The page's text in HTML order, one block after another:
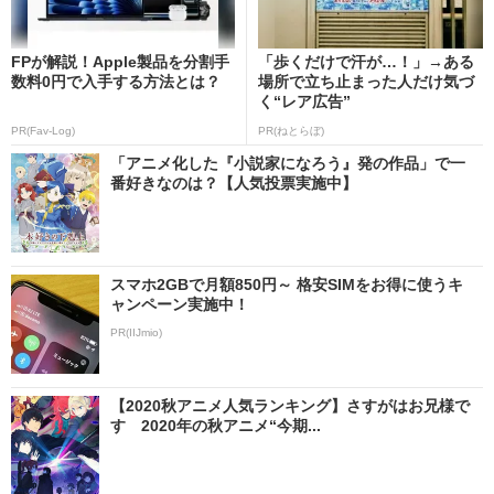
FPが解説！Apple製品を分割手
数料0円で入手する方法とは？
PR(Fav-Log)
「歩くだけで汗が…！」→ある
場所で立ち止まった人だけ気づ
く“レア広告”
PR(ねとらぼ)
「アニメ化した『小説家になろう』発の作品」で一
番好きなのは？【人気投票実施中】
スマホ2GBで月額850円～ 格安SIMをお得に使うキ
ャンペーン実施中！
PR(IIJmio)
【2020秋アニメ人気ランキング】さすがはお兄様で
す 2020年の秋アニメ“今期...